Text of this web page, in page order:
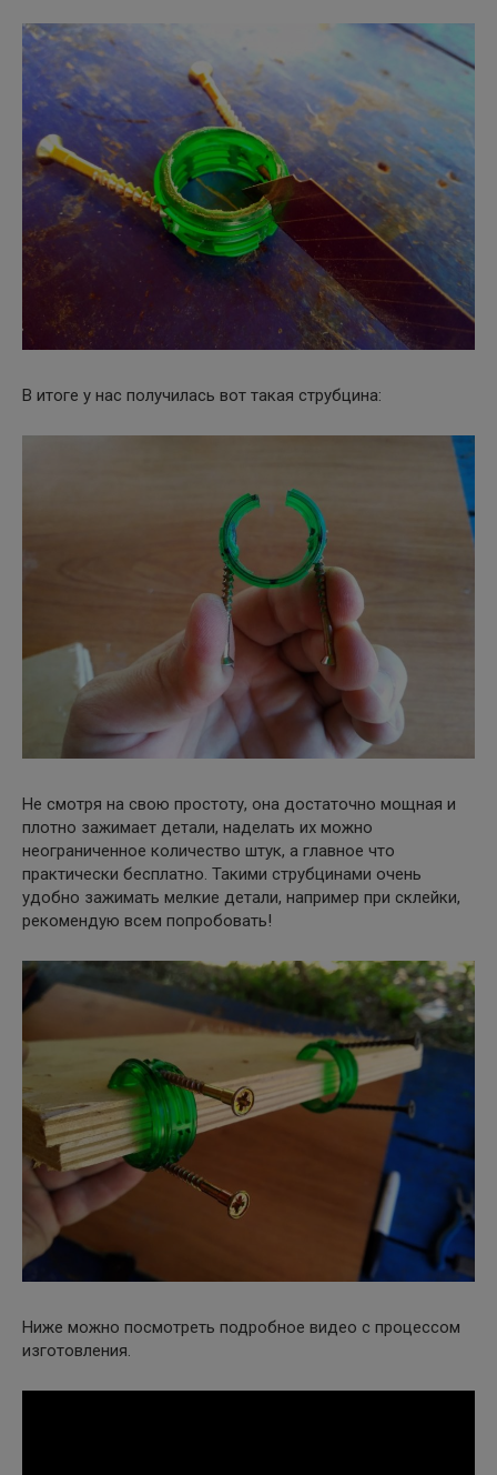
В итоге у нас получилась вот такая струбцина:
Не смотря на свою простоту, она достаточно мощная и
плотно зажимает детали, наделать их можно
неограниченное количество штук, а главное что
практически бесплатно. Такими струбцинами очень
удобно зажимать мелкие детали, например при склейки,
рекомендую всем попробовать!
Ниже можно посмотреть подробное видео с процессом
изготовления.